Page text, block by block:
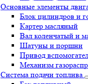
Основные элементы
Блок цилиндров и
Картер масляный
Вал коленчатый и
Шатуны и поршни
Привод
Механизм
Система подачи топлива